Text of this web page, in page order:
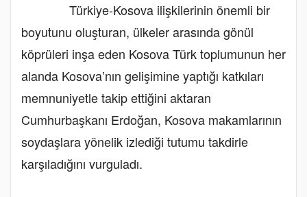
Türkiye-Kosova ilişkilerinin önemli bir
boyutunu oluşturan, ülkeler arasında gönül
köprüleri inşa eden Kosova Türk toplumunun her
alanda Kosova’nın gelişimine yaptığı katkıları
memnuniyetle takip ettiğini aktaran
Cumhurbaşkanı Erdoğan, Kosova makamlarının
soydaşlara yönelik izlediği tutumu takdirle
karşıladığını vurguladı.